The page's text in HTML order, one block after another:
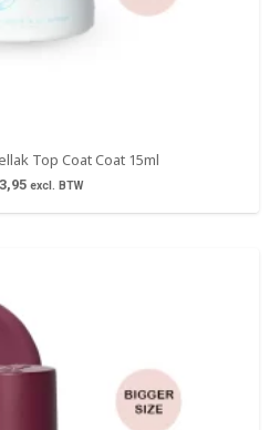
Top Coat Coat 15ml
excl. BTW